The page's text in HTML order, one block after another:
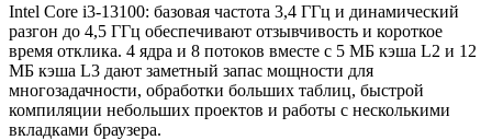
Intel Core i3-13100: базовая частота 3,4 ГГц и динамический
разгон до 4,5 ГГц обеспечивают отзывчивость и короткое
время отклика. 4 ядра и 8 потоков вместе с 5 МБ кэша L2 и 12
МБ кэша L3 дают заметный запас мощности для
многозадачности, обработки больших таблиц, быстрой
компиляции небольших проектов и работы с несколькими
вкладками браузера.